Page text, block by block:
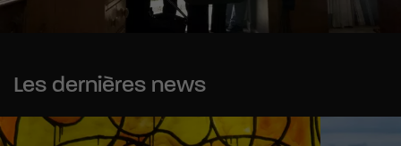
Les dernières news